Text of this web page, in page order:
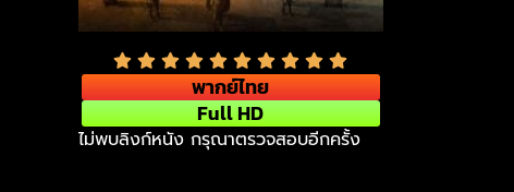
พากย์ไทย
Full HD
ไม่พบลิงก์หนัง กรุณาตรวจสอบอีกครั้ง